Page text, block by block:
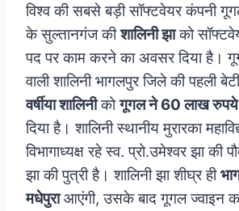
विश्व की सबसे बड़ी सॉफ्टवेयर कंपनी
के सुल्तानगंज कीशालिनी झाको
पद पर काम करने का अवसर दिया है।
वाली शालिनी भागलपुर जिले की पहली
वर्षीया शालिनीकोगूगल ने 60 लाख रुपये
दिया है। शालिनी स्थानीय मुरारका
विभागाध्यक्ष रहे स्व. प्रो.उमेश्वर झा की
झा की पुत्री है। शालिनी झा शीघ्र ही
मधेपुराआएंगी, उसके बाद गूगल ज्‍वाइन